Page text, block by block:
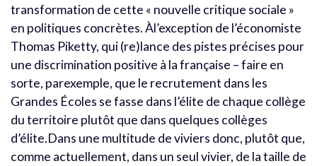
transformation de cette « nouvelle critique sociale »
en politiques concrètes. Àl’exception de l’économiste
Thomas Piketty, qui (re)lance des pistes précises pour
une discrimination positive à la française – faire en
sorte, parexemple, que le recrutement dans les
Grandes Écoles se fasse dans l’élite de chaque collège
du territoire plutôt que dans quelques collèges
d’élite.Dans une multitude de viviers donc, plutôt que,
comme actuellement, dans un seul vivier, de la taille de